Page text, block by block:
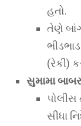
હતો.
તેણે
(રેકી)
સુમામા
પોલીસ
સીધા